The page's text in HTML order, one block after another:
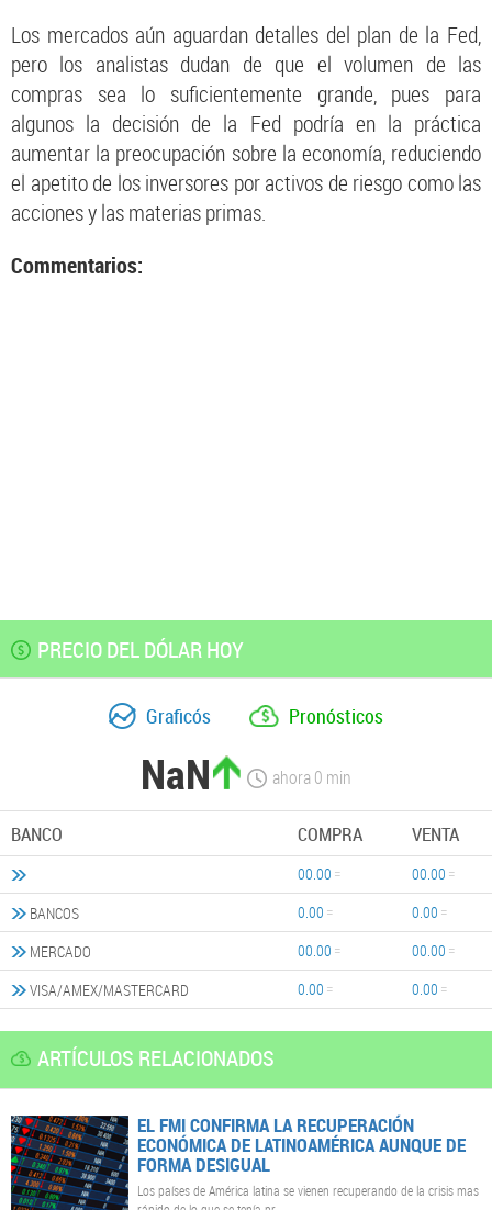
Los mercados aún aguardan detalles del plan de la Fed,
pero los analistas dudan de que el volumen de las
compras sea lo suficientemente grande, pues para
algunos la decisión de la Fed podría en la práctica
aumentar la preocupación sobre la economía, reduciendo
el apetito de los inversores por activos de riesgo como las
acciones y las materias primas.
Commentarios:
PRECIO DEL DÓLAR HOY
Graficós Pronósticos
NaN ahora0 min
BANCO COMPRA VENTA
00.00
00.00
BANCOS
0.00
0.00
MERCADO
00.00
00.00
VISA/AMEX/MASTERCARD
0.00 0.00
ARTÍCULOS RELACIONADOS
EL FMI CONFIRMA LA RECUPERACIÓN
ECONÓMICA DE LATINOAMÉRICA AUNQUE DE
FORMA DESIGUAL
Los países de América latina se vienen recuperando de la crisis mas